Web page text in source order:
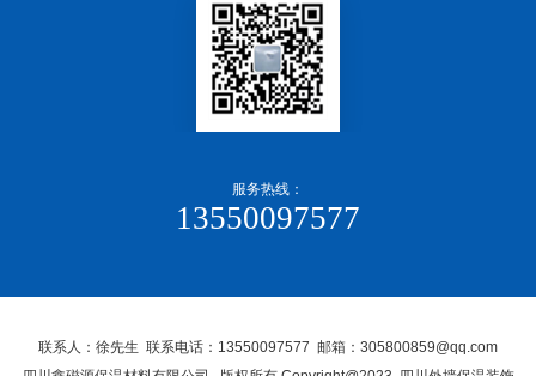
服务热线：
13550097577
联系人：徐先生 联系电话：13550097577 邮箱：305800859@qq.com